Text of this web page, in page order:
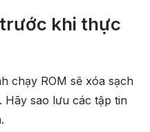
khi thực
chạy ROM sẽ xóa sạch
Hãy sao lưu các tập tin